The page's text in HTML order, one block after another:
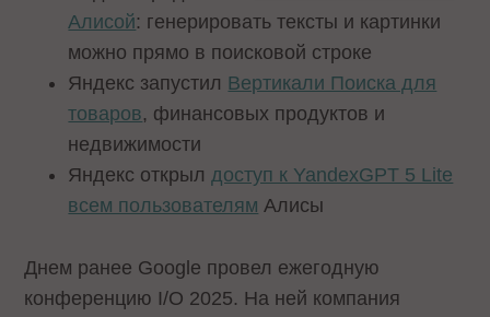
Алисой: генерировать тексты и картинки
можно прямо в поисковой строке
Яндекс запустил Вертикали Поиска для
товаров, финансовых продуктов и
недвижимости
Яндекс открылдоступ к YandexGPT 5 Lite
всем пользователям Алисы
Днем ранее Google провел ежегодную
конференцию I/O 2025. На ней компания